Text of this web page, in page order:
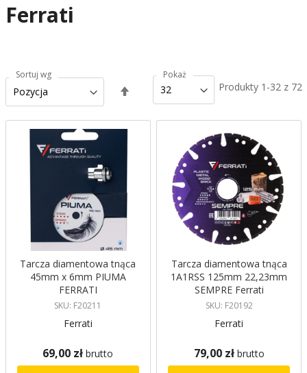
Ferrati
Produkty 1 -32z 72
Sortuj wg
kierunek
malejący
Pokaż
Tarcza diamentowa tnąca
45mm x 6mm PIUMA
FERRATI
SKU: F20211
Ferrati
69,00 zł brutto
Tarcza diamentowa tnąca
1A1RSS 125mm 22,23mm
SEMPRE Ferrati
SKU: F20192
Ferrati
79,00 zł brutto